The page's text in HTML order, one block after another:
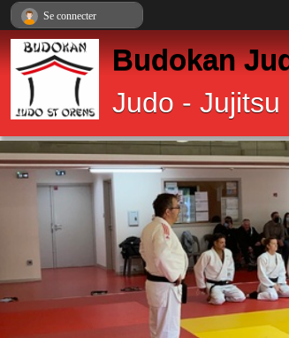
Budokan
Judo - Jujitsu
Se connecter
Panneau de gestion des cookies